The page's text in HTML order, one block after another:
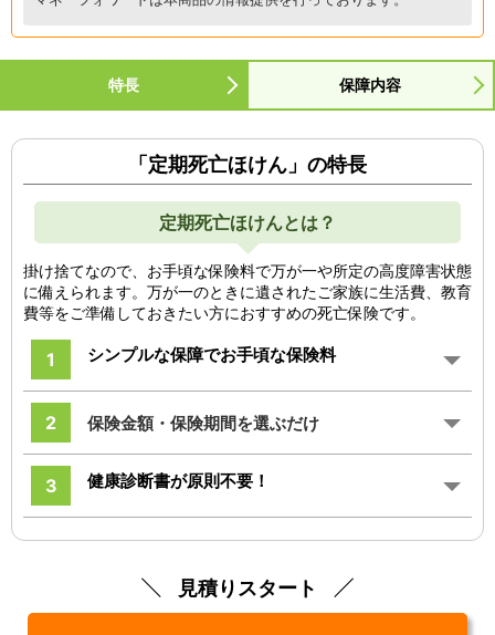
特長 保障内容
「定期死亡ほけん」の特長
定期死亡ほけんとは？
掛け捨てなので、お手頃な保険料で万が一や所定の高度障害状態
に備えられます。万が一のときに遺されたご家族に生活費、教育
費等をご準備しておきたい方におすすめの死亡保険です。
1 シンプルな保障でお手頃な保険料
2 保険金額・保険期間を選ぶだけ
3 健康診断書が原則不要！
見積りスタート